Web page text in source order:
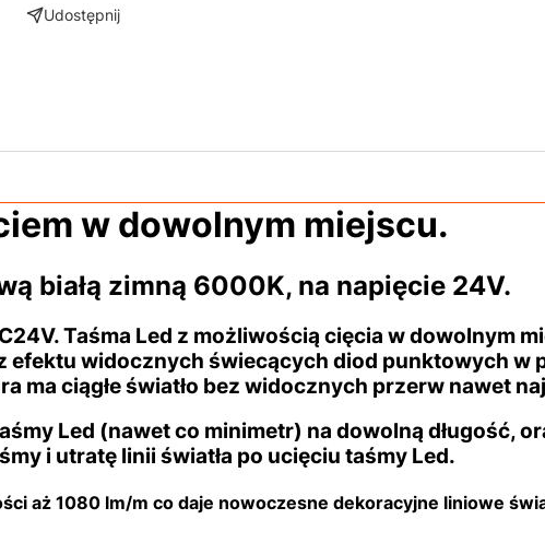
Udostępnij
w dowolnym miejscu.
białą zimną 6000K, na napięcie 24V.
Taśma Led z możliwością cięcia w dowolnym
efektu widocznych świecących diod punktowych w
ma ciągłe światło bez widocznych przerw nawet
Led (nawet co minimetr) na dowolną długość,
i utratę linii światła po ucięciu taśmy Led.
aż 1080 lm/m co daje nowoczesne dekoracyjne liniowe